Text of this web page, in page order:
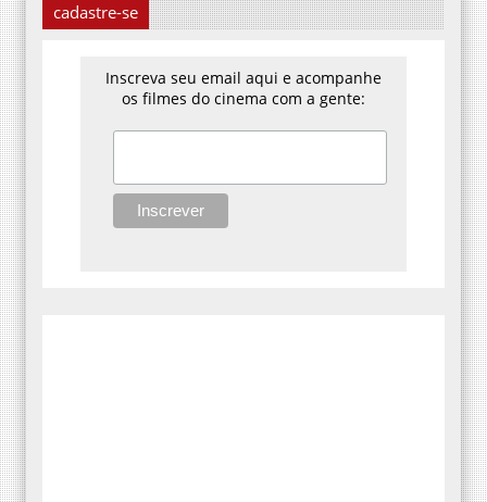
cadastre-se
Inscreva seu email aqui e acompanhe
os filmes do cinema com a gente: